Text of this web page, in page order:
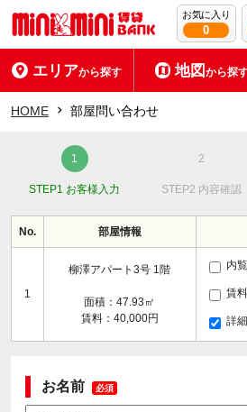
お気に入り
0
エリアから探す 地図から探
HOME 部屋問い合わせ
STEP1 お客様入力 STEP2 内容確認
No. 部屋情報
1
柳澤アパート3号 1階
面積：47.93㎡
賃料：40,000円
内
賃
詳
お名前 必須